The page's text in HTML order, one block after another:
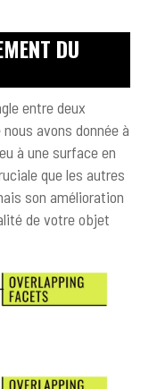
DU
entre deux
avons donnée à
à une surface en
que les autres
son amélioration
de votre objet